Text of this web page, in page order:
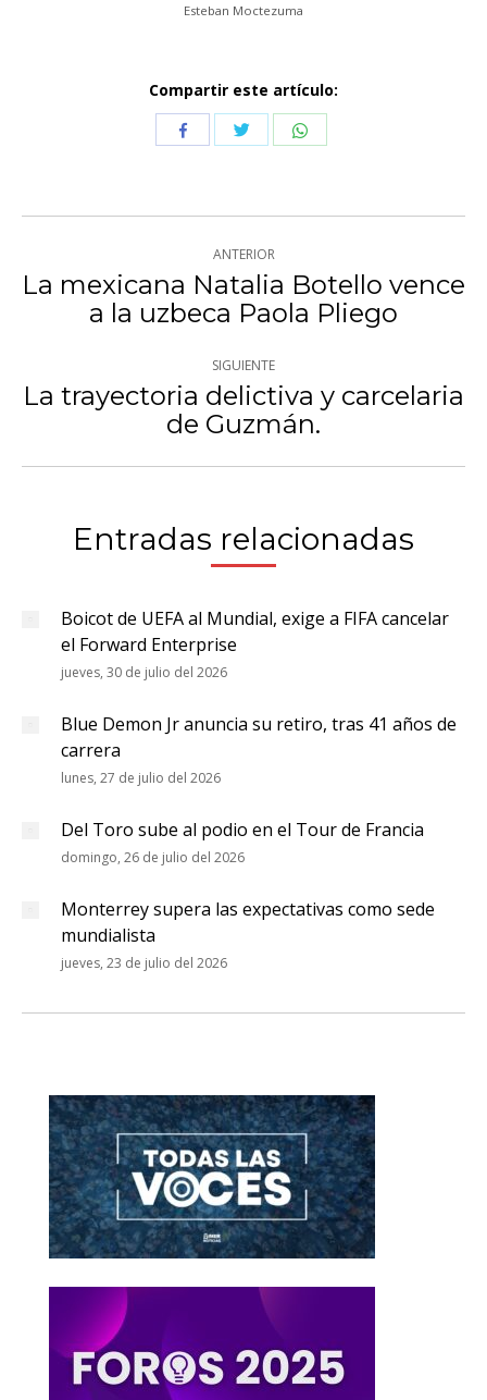
Esteban Moctezuma
Compartir este artículo:
CompartirCompartirCompartir
Navegación
entre
publicaciones
ANTERIOR
Publicación
anterior:
La mexicana Natalia Botello vence
a la uzbeca Paola Pliego
SIGUIENTE
Publicación
siguiente:
La trayectoria delictiva y carcelaria
de Guzmán.
Entradas relacionadas
Boicot de UEFA al Mundial, exige a FIFA cancelar
el Forward Enterprise
jueves, 30 de julio del 2026
Blue Demon Jr anuncia su retiro, tras 41 años de
carrera
lunes, 27 de julio del 2026
Del Toro sube al podio en el Tour de Francia
domingo, 26 de julio del 2026
Monterrey supera las expectativas como sede
mundialista
jueves, 23 de julio del 2026